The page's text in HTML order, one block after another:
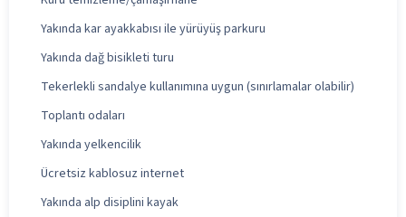
Yakında kar ayakkabısı ile yürüyüş parkuru
Yakında dağ bisikleti turu
Tekerlekli sandalye kullanımına uygun (sınırlamalar olabilir)
Toplantı odaları
Yakında yelkencilik
Ücretsiz kablosuz internet
Yakında alp disiplini kayak